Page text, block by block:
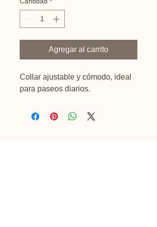
Agregar al carrito
Collar ajustable y cómodo, ideal
para paseos diarios.